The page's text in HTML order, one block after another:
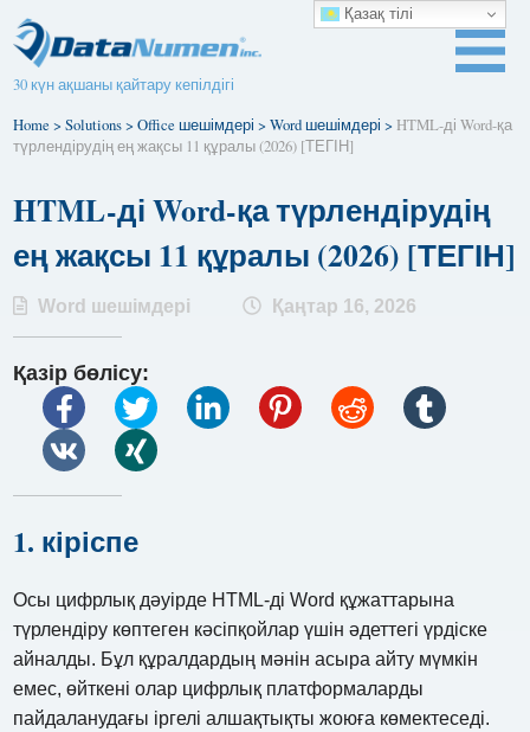
30 күн ақшаны қайтару кепілдігі
Home >Solutions>Office шешімдері >Word шешімдері > HTML-ді Word-қа
түрлендірудің ең жақсы 11 құралы (2026) [ТЕГІН]
HTML-ді Word-қа түрлендірудің
ең жақсы 11 құралы (2026) [ТЕГІН]
Word шешімдері Қаңтар 16, 2026
Қазір бөлісу:
1. кіріспе
Осы цифрлық дәуірде HTML-ді Word құжаттарына
түрлендіру көптеген кәсіпқойлар үшін әдеттегі үрдіске
айналды. Бұл құралдардың мәнін асыра айту мүмкін
емес, өйткені олар цифрлық платформаларды
пайдаланудағы іргелі алшақтықты жоюға көмектеседі.
Қазақ тілі